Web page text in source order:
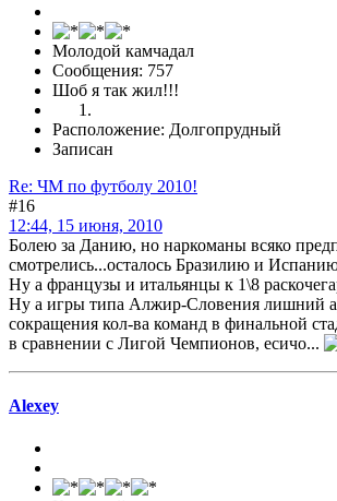
Молодой камчадал
Сообщения: 757
Шоб я так жил!!!
Расположение: Долгопрудный
Записан
Re: ЧМ по футболу 2010!
#16
12:44, 15 июня, 2010
Болею за Данию, но наркоманы всяко
смотрелись...осталось Бразилию и
Ну а французы и итальянцы к 1\8
Ну а игры типа Алжир-Словения лишний
сокращения кол-ва команд в финальной
в сравнении с Лигой Чемпионов, есичо...
Alexey